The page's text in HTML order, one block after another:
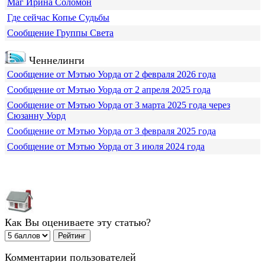
Маг Ирина Соломон
Где сейчас Копье Судьбы
Сообщение Группы Света
Ченнелинги
Сообщение от Мэтью Уорда от 2 февраля 2026 года
Сообщение от Мэтью Уорда от 2 апреля 2025 года
Сообщение от Мэтью Уорда от 3 марта 2025 года через
Сюзанну Уорд
Сообщение от Мэтью Уорда от 3 февраля 2025 года
Сообщение от Мэтью Уорда от 3 июля 2024 года
Как Вы оцениваете эту статью?
Комментарии пользователей